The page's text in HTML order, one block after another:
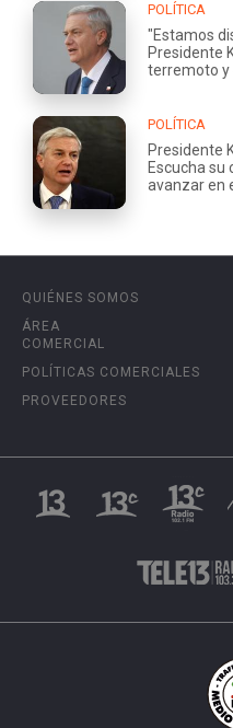
POLÍTICA
"Estamos
Presidente
terremoto y
POLÍTICA
Presidente
Escucha su
avanzar en
QUIÉNES SOMOS
ÁREA
COMERCIAL
POLÍTICAS COMERCIALES
PROVEEDORES